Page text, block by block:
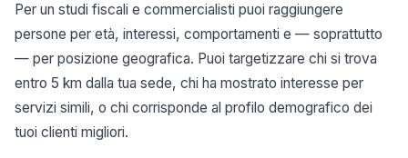
Per un studi fiscali e commercialisti puoi raggiungere
persone per età, interessi, comportamenti e — soprattutto
— per posizione geografica. Puoi targetizzare chi si trova
entro 5 km dalla tua sede, chi ha mostrato interesse per
servizi simili, o chi corrisponde al profilo demografico dei
tuoi clienti migliori.